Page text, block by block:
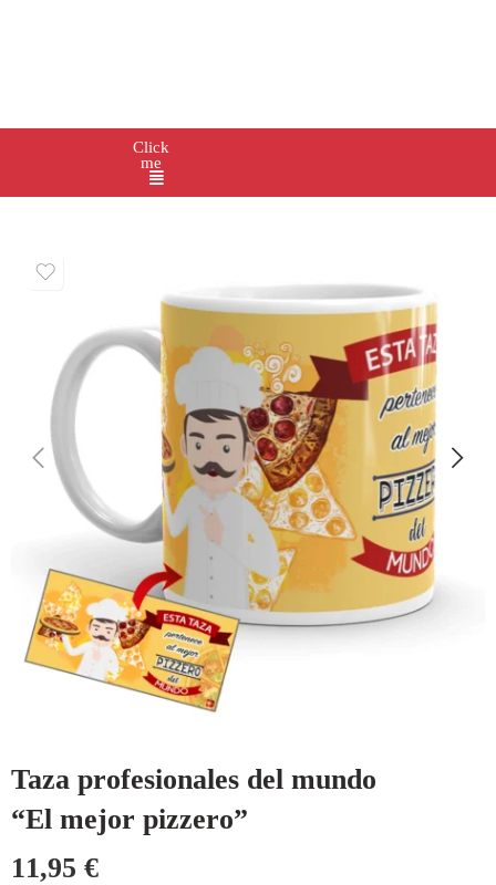
Click
me
Taza profesionales del mundo
“El mejor pizzero”
11,95 €